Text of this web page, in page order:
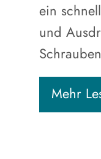
ein
und
Mehr